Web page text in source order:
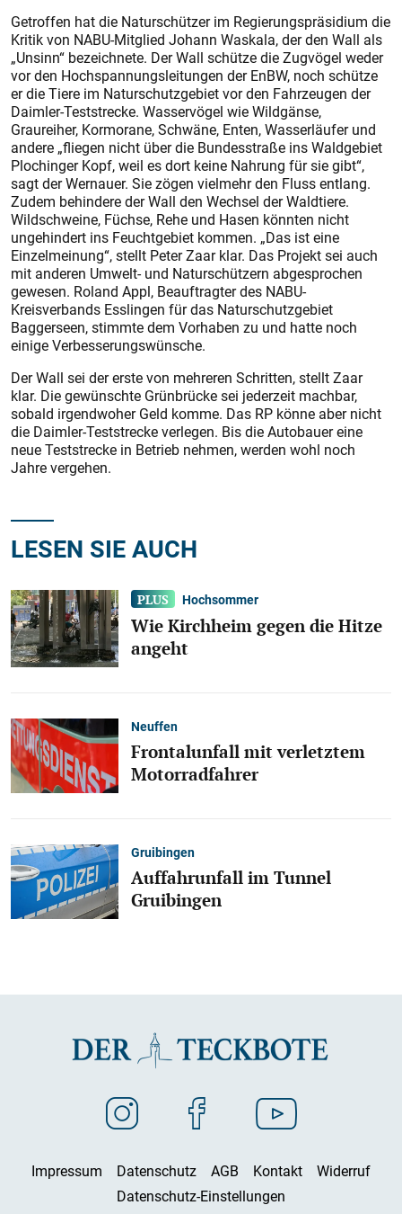
Getroffen hat die Naturschützer im Regierungspräsidium die
Kritik von NABU-Mitglied Johann Waskala, der den Wall als
„Unsinn“ bezeichnete. Der Wall schütze die Zugvögel weder
vor den Hochspannungsleitun­gen der EnBW, noch schütze
er die Tiere im Naturschutzgebiet vor den Fahrzeugen der
Daimler-Teststrecke. Wasservögel wie Wildgänse,
Graureiher, Kormorane, Schwäne, Enten, Wasserläufer und
andere „fliegen nicht über die Bundesstraße ins Waldgebiet
Plochinger Kopf, weil es dort keine Nahrung für sie gibt“,
sagt der Wernauer. Sie zögen vielmehr den Fluss entlang.
Zudem behindere der Wall den Wechsel der Waldtiere.
Wildschweine, Füchse, Rehe und Hasen könnten nicht
ungehindert ins Feuchtgebiet kommen. „Das ist eine
Einzelmeinung“, stellt Peter Zaar klar. Das Projekt sei auch
mit anderen Umwelt- und Naturschützern abgesprochen
gewesen. Roland Appl, Beauftragter des NABU-
Kreisverbands Esslingen für das Naturschutzgebiet
Baggerseen, stimmte dem Vorhaben zu und hatte noch
einige Verbesserungswünsche.
Der Wall sei der erste von mehreren Schritten, stellt Zaar
klar. Die gewünschte Grünbrücke sei jederzeit machbar,
sobald irgendwoher Geld komme. Das RP könne aber nicht
die Daimler-Teststrecke verlegen. Bis die Autobauer eine
neue Teststrecke in Betrieb nehmen, werden wohl noch
Jahre vergehen.
LESEN SIE AUCH
Hochsommer
Wie Kirchheim gegen die Hitze
angeht
Neuffen
Frontalunfall mit verletztem
Motorradfahrer
Gruibingen
Auffahrunfall im Tunnel
Gruibingen
Impressum Datenschutz AGB Kontakt
Widerruf
Datenschutz-Einstellungen